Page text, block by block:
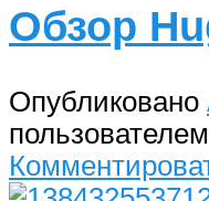
Обзор
Опубликовано
пользователем